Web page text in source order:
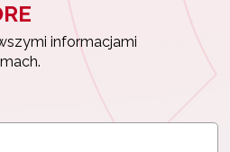
informacjami